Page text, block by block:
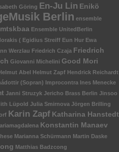
Göring En-Ju Lin Enikö
Berlin ensemble
Ensemble UnitedBerlin
( Egidius Streiff Eun Hur Ewa
Werzlau Friedrich Czaja Friedrich
Giovanni Michelini Good Mori
Abel Helmut Zapf Hendrick Reichardt
(Sopran) Improcontra Ines Menecke
Janni Struzyk Jericho Brass Berlin Jinsoo
Lüpold Julia Smirnova Jörgen Brilling
Karin Zapf Katharina Hanstedt
Konstantin Manaev
Marianna Schürmann Martin Daske
Matthias Badzcong